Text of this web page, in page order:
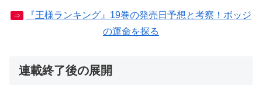
⇒
『王様ランキング』19巻の発売日予想と考察！ボッジ
の運命を探る
連載終了後の展開